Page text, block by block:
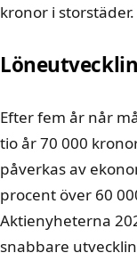
kronor i storstäder.
Efter fem år når
tio år 70 000
påverkas av
procent över 60
Aktienyheterna
snabbare